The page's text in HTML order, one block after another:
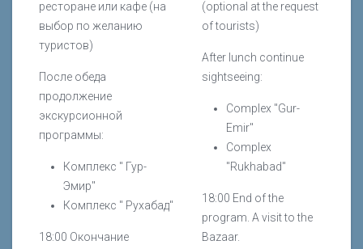
ресторане или кафе (на
выбор по желанию
туристов)
После обеда
продолжение
экскурсионной
программы:
Комплекс " Гур-
Эмир"
Комплекс " Рухабад"
18:00 Окончание
(optional at the request
of tourists)
After lunch continue
sightseeing:
Complex "Gur-
Emir"
Complex
"Rukhabad"
18:00 End of the
program. A visit to the
Bazaar.